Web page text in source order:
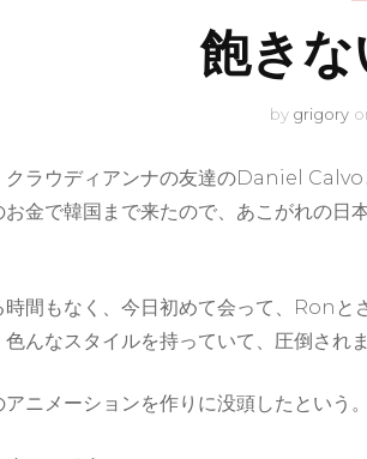
飽きな
by grigory
ラウディアンナの友達のDaniel
金で韓国まで来たので、あこがれの
時間もなく、今日初めて会って、Ron
んなスタイルを持っていて、圧倒されま
ニメーションを作りに没頭したという。